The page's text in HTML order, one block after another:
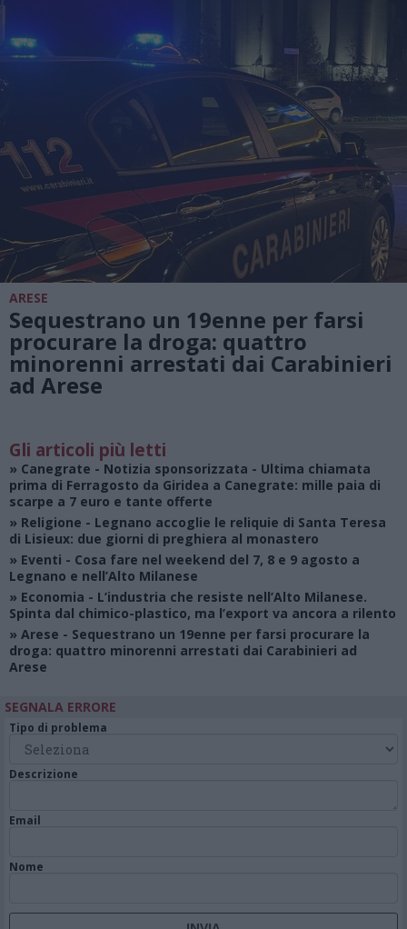
ARESE
Sequestrano un 19enne per farsi
procurare la droga: quattro
minorenni arrestati dai Carabinieri
ad Arese
Gli articoli più letti
» Canegrate - Notizia sponsorizzata - Ultima chiamata
prima di Ferragosto da Giridea a Canegrate: mille paia di
scarpe a 7 euro e tante offerte
» Religione - Legnano accoglie le reliquie di Santa Teresa
di Lisieux: due giorni di preghiera al monastero
» Eventi - Cosa fare nel weekend del 7, 8 e 9 agosto a
Legnano e nell’Alto Milanese
» Economia - L’industria che resiste nell’Alto Milanese.
Spinta dal chimico-plastico, ma l’export va ancora a rilento
» Arese - Sequestrano un 19enne per farsi procurare la
droga: quattro minorenni arrestati dai Carabinieri ad
Arese
SEGNALA ERRORE
Tipo di problema
Descrizione
Email
Nome